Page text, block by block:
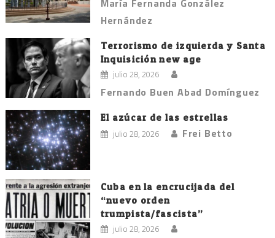
Hernández
Terrorismo de izquierda y Santa
Inquisición new age
julio 28, 2026
Fernando Buen Abad Domínguez
El azúcar de las estrellas
julio 28, 2026 Frei Betto
Cuba en la encrucijada del
“nuevo orden
trumpista/fascista”
julio 28, 2026